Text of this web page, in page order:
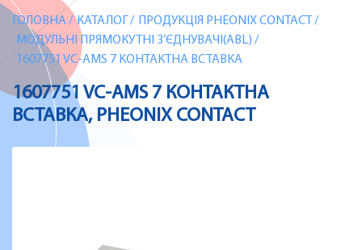
ГОЛОВНА/ КАТАЛОГ / ПРОДУКЦІЯ PHEONIX CONTACT /
МОДУЛЬНІ ПРЯМОКУТНІ З’ЄДНУВАЧІ(ABL) /
1607751 VC-AMS 7 КОНТАКТНА ВСТАВКА
1607751 VC-AMS 7 КОНТАКТНА
ВСТАВКА, PHEONIX CONTACT